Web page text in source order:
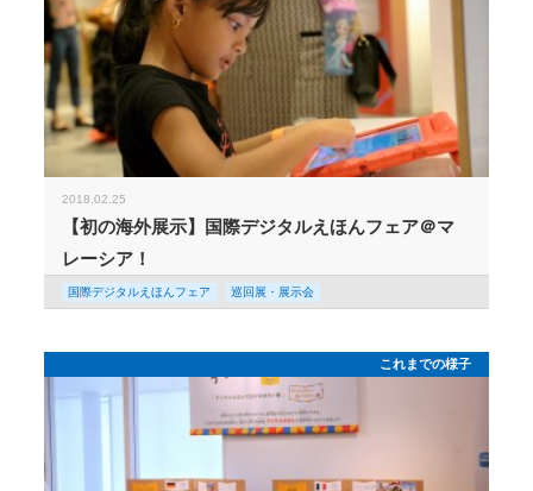
2018.02.25
【初の海外展示】国際デジタルえほんフェア＠マ
レーシア！
国際デジタルえほんフェア 巡回展・展示会
これまでの様子